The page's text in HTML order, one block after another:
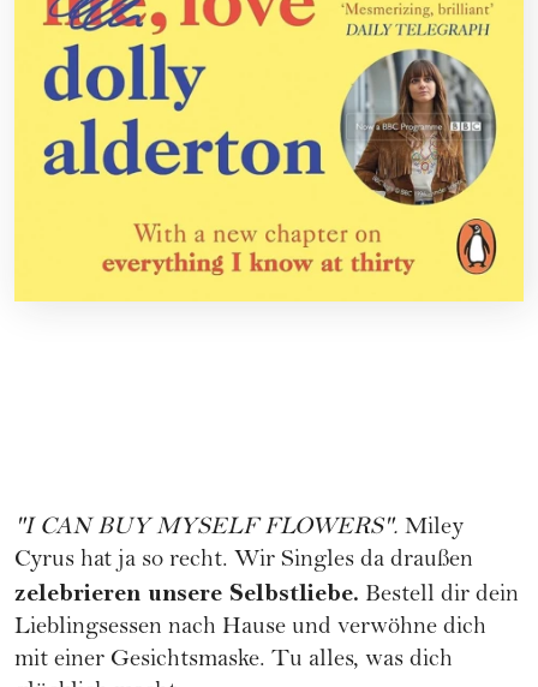
"I CAN BUY MYSELF FLOWERS". Miley
Cyrus hat ja so recht. Wir Singles da draußen
zelebrieren unsere Selbstliebe. Bestell dir dein
Lieblingsessen nach Hause und verwöhne dich
mit einer Gesichtsmaske. Tu alles, was dich